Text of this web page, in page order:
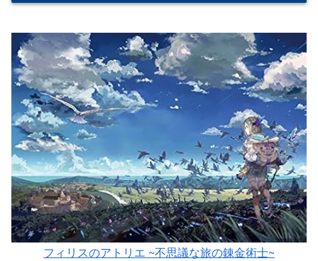
フィリスのアトリエ ~不思議な旅の錬金術士~